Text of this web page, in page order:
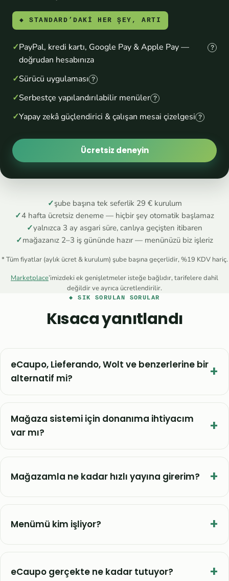
◆ STANDARD’DAKİ HER ŞEY, ARTI
PayPal, kredi kartı, Google Pay & Apple Pay —
doğrudan hesabınıza
?
Sürücü uygulaması ?
Serbestçe yapılandırılabilir menüler ?
Yapay zekâ güçlendirici & çalışan mesai çizelgesi ?
Ücretsiz deneyin
✓şube başına tek seferlik 29 € kurulum
✓4 hafta ücretsiz deneme — hiçbir şey otomatik başlamaz
✓yalnızca 3 ay asgari süre, canlıya geçişten itibaren
✓mağazanız 2–3 iş gününde hazır — menünüzü biz işleriz
* Tüm fiyatlar (aylık ücret & kurulum) şube başına geçerlidir, %19 KDV hariç.
Marketplace’imizdeki ek genişletmeler isteğe bağlıdır, tarifelere dahil
değildir ve ayrıca ücretlendirilir.
◆ SIK SORULAN SORULAR
Kısaca yanıtlandı
eCaupo, Lieferando, Wolt ve benzerlerine bir
alternatif mi?
Mağaza sistemi için donanıma ihtiyacım
var mı?
Mağazamla ne kadar hızlı yayına girerim?
Menümü kim işliyor?
eCaupo gerçekte ne kadar tutuyor?